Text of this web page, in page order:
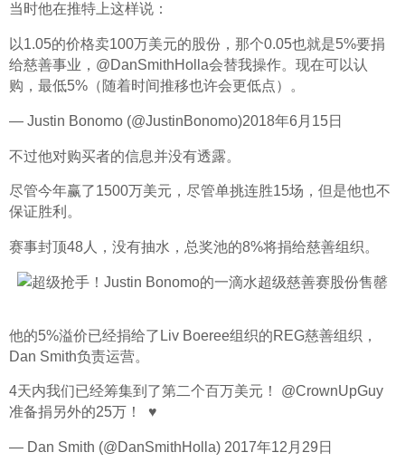
当时他在推特上这样说：
以1.05的价格卖100万美元的股份，那个0.05也就是5%要捐
给慈善事业，@DanSmithHolla会替我操作。现在可以认
购，最低5%（随着时间推移也许会更低点）。
— Justin Bonomo (@JustinBonomo)2018年6月15日
不过他对购买者的信息并没有透露。
尽管今年赢了1500万美元，尽管单挑连胜15场，但是他也不
保证胜利。
赛事封顶48人，没有抽水，总奖池的8%将捐给慈善组织。
他的5%溢价已经捐给了Liv Boeree组织的REG慈善组织，
Dan Smith负责运营。
4天内我们已经筹集到了第二个百万美元！ @CrownUpGuy
准备捐另外的25万！  ♥
— Dan Smith (@DanSmithHolla) 2017年12月29日